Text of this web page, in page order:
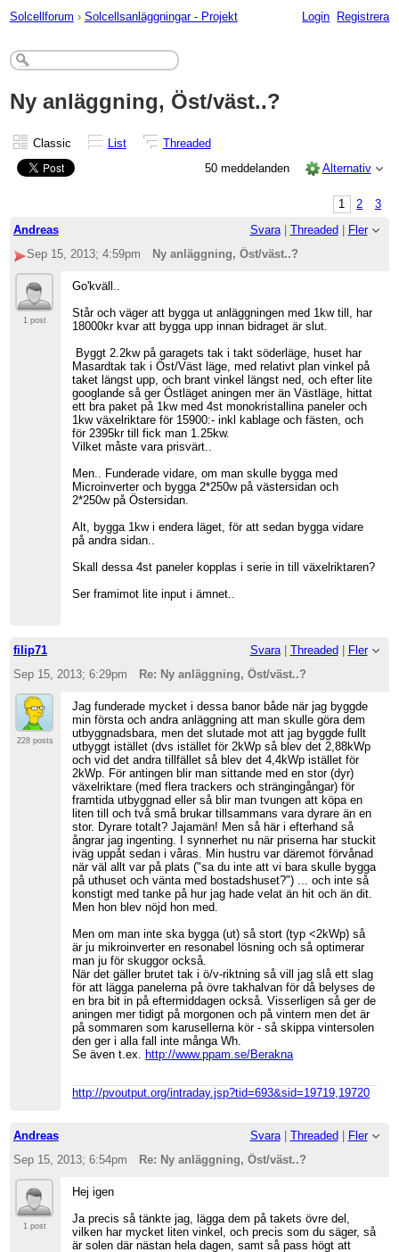
Solcellforum › Solcellsanläggningar - Projekt Login Registrera
Ny anläggning, Öst/väst..?
Classic List
Threaded
50 meddelanden
Alternativ
1 2
3
Andreas
Svara| Threaded
Fler
Sep 15, 2013; 4:59pm
Ny anläggning, Öst/väst..?
1 post
Go'kväll..
Står och väger att bygga ut anläggningen med 1kw till, har
18000kr kvar att bygga upp innan bidraget är slut.
Byggt 2.2kw på garagets tak i takt söderläge, huset har
Masardtak tak i Öst/Väst läge, med relativt plan vinkel på
taket längst upp, och brant vinkel längst ned, och efter lite
googlande så ger Östläget aningen mer än Västläge, hittat
ett bra paket på 1kw med 4st monokristallina paneler och
1kw växelriktare för 15900:- inkl kablage och fästen, och
för 2395kr till fick man 1.25kw.
Vilket måste vara prisvärt..
Men.. Funderade vidare, om man skulle bygga med
Microinverter och bygga 2*250w på västersidan och
2*250w på Östersidan.
Alt, bygga 1kw i endera läget, för att sedan bygga vidare
på andra sidan..
Skall dessa 4st paneler kopplas i serie in till växelriktaren?
Ser framimot lite input i ämnet..
filip71 Svara| Threaded
Fler
Sep 15, 2013; 6:29pm
Re: Ny anläggning, Öst/väst..?
228 posts
Jag funderade mycket i dessa banor både när jag byggde
min första och andra anläggning att man skulle göra dem
utbyggnadsbara, men det slutade mot att jag byggde fullt
utbyggt istället (dvs istället för 2kWp så blev det 2,88kWp
och vid det andra tillfället så blev det 4,4kWp istället för
2kWp. För antingen blir man sittande med en stor (dyr)
växelriktare (med flera trackers och strängingångar) för
framtida utbyggnad eller så blir man tvungen att köpa en
liten till och två små brukar tillsammans vara dyrare än en
stor. Dyrare totalt? Jajamän! Men så här i efterhand så
ångrar jag ingenting. I synnerhet nu när priserna har stuckit
iväg uppåt sedan i våras. Min hustru var däremot förvånad
när väl allt var på plats ("sa du inte att vi bara skulle bygga
på uthuset och vänta med bostadshuset?") ... och inte så
konstigt med tanke på hur jag hade velat än hit och än dit.
Men hon blev nöjd hon med.
Men om man inte ska bygga (ut) så stort (typ <2kWp) så
är ju mikroinverter en resonabel lösning och så optimerar
man ju för skuggor också.
När det gäller brutet tak i ö/v-riktning så vill jag slå ett slag
för att lägga panelerna på övre takhalvan för då belyses de
en bra bit in på eftermiddagen också. Visserligen så ger de
aningen mer tidigt på morgonen och på vintern men det är
på sommaren som karusellerna kör - så skippa vintersolen
den ger i alla fall inte många Wh.
Se även t.ex.http://www.ppam.se/Berakna
http://pvoutput.org/intraday.jsp?tid=693&sid=19719,19720
Andreas Svara| Threaded
Fler
Sep 15, 2013; 6:54pm
Re: Ny anläggning, Öst/väst..?
1 post
Hej igen
Ja precis så tänkte jag, lägga dem på takets övre del,
vilken har mycket liten vinkel, och precis som du säger, så
är solen där nästan hela dagen, samt så pass högt att